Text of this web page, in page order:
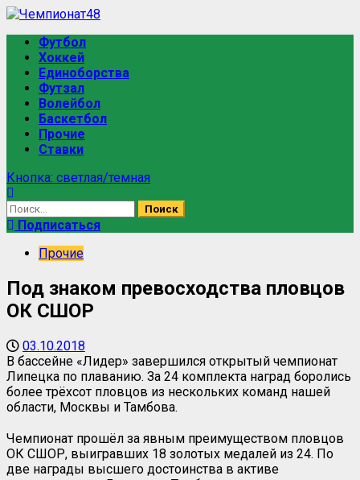
Футбол
Хоккей
Единоборства
Футзал
Волейбол
Баскетбол
Прочие
Ставки
Кнопка: светлая/темная
Подписаться
Прочие
Под знаком превосходства пловцов
ОК СШОР
03.10.2018
В бассейне «Лидер» завершился открытый чемпионат
Липецка по плаванию. За 24 комплекта наград боролись
более трёхсот пловцов из нескольких команд нашей
области, Москвы и Тамбова.
Чемпионат прошёл за явным преимуществом пловцов
ОК СШОР, выигравших 18 золотых медалей из 24. По
две награды высшего достоинства в активе